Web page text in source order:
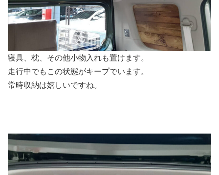
寝具、枕、その他小物入れも置けます。
走行中でもこの状態がキープでいます。
常時収納は嬉しいですね。